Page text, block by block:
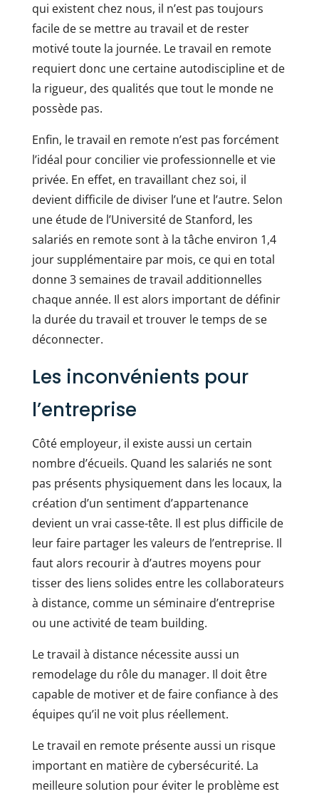
qui existent chez nous, il n’est pas toujours
facile de se mettre au travail et de rester
motivé toute la journée. Le travail en remote
requiert donc une certaine autodiscipline et de
la rigueur, des qualités que tout le monde ne
possède pas.
Enfin, le travail en remote n’est pas forcément
l’idéal pour concilier vie professionnelle et vie
privée. En effet, en travaillant chez soi, il
devient difficile de diviser l’une et l’autre. Selon
une étude de l’Université de Stanford, les
salariés en remote sont à la tâche environ 1,4
jour supplémentaire par mois, ce qui en total
donne 3 semaines de travail additionnelles
chaque année. Il est alors important de définir
la durée du travail et trouver le temps de se
déconnecter.
Les inconvénients pour
l’entreprise
Côté employeur, il existe aussi un certain
nombre d’écueils. Quand les salariés ne sont
pas présents physiquement dans les locaux, la
création d’un sentiment d’appartenance
devient un vrai casse-tête. Il est plus difficile de
leur faire partager les valeurs de l’entreprise. Il
faut alors recourir à d’autres moyens pour
tisser des liens solides entre les collaborateurs
à distance, comme un séminaire d’entreprise
ou une activité de team building.
Le travail à distance nécessite aussi un
remodelage du rôle du manager. Il doit être
capable de motiver et de faire confiance à des
équipes qu’il ne voit plus réellement.
Le travail en remote présente aussi un risque
important en matière de cybersécurité. La
meilleure solution pour éviter le problème est